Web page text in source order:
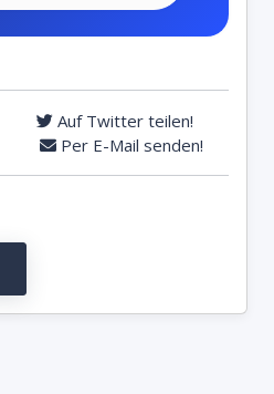
Auf Twitter teilen!
Per E-Mail senden!